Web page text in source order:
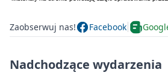
Zaobserwuj nas! Facebook
Nadchodzące wydarzenia